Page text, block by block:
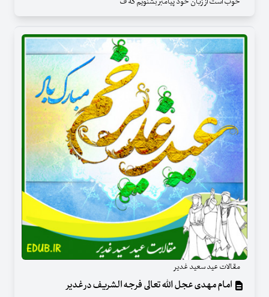
مقالات عید سعید غدیر
امام مهدی عجل الله تعالی فرجه الشریف در غدیر